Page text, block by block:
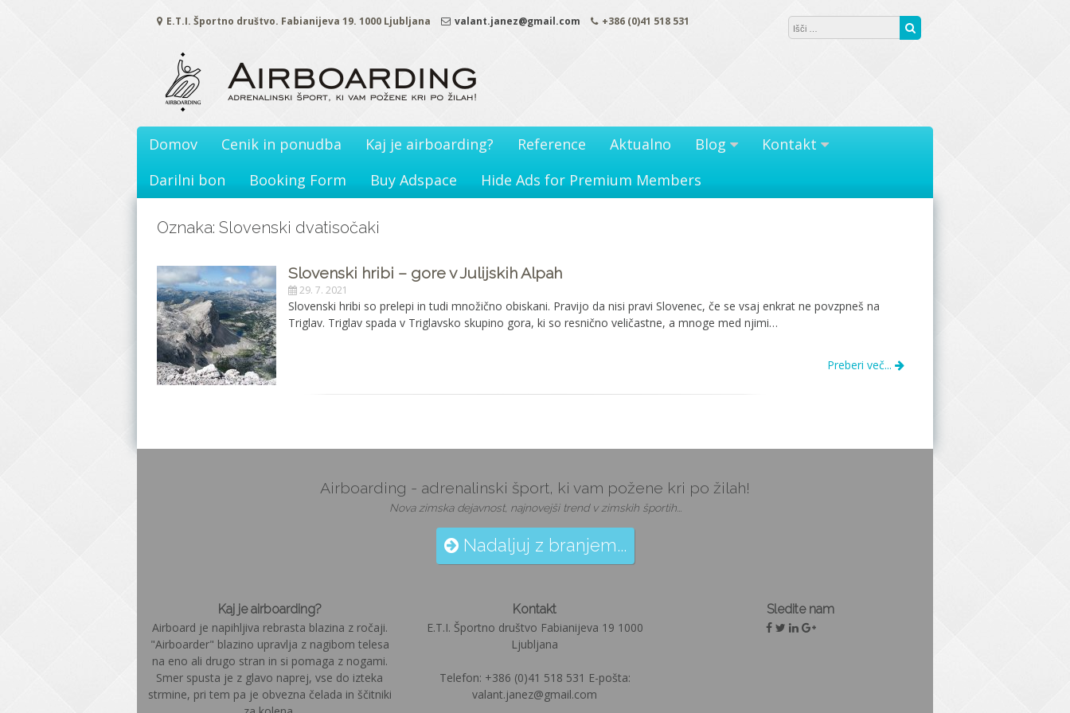
E.T.I. Športno društvo. Fabianijeva 19. 1000 Ljubljana valant.janez@gmail.com +386 (0)41 518 531
Domov Cenik in ponudba Kaj je airboarding? Reference Aktualno Blog
Kontakt
Darilni bon
Booking Form Buy Adspace Hide Ads for Premium Members
Oznaka: Slovenski dvatisočaki
Slovenski hribi – gore v Julijskih Alpah
29. 7. 2021
Slovenski hribi so prelepi in tudi množično obiskani. Pravijo da nisi pravi Slovenec, če se vsaj enkrat ne povzpneš na
Triglav. Triglav spada v Triglavsko skupino gora, ki so resnično veličastne, a mnoge med njimi…
Preberi več...
Airboarding - adrenalinski šport, ki vam požene kri po žilah!
Nova zimska dejavnost, najnovejši trend v zimskih športih...
Nadaljuj z branjem...
Kaj je airboarding?
Airboard je napihljiva rebrasta blazina z ročaji.
"Airboarder" blazino upravlja z nagibom telesa
na eno ali drugo stran in si pomaga z nogami.
Smer spusta je z glavo naprej, vse do izteka
strmine, pri tem pa je obvezna čelada in ščitniki
Kontakt
E.T.I. Športno društvo Fabianijeva 19 1000
Ljubljana
Telefon: +386 (0)41 518 531 E-pošta:
valant.janez@gmail.com
Sledite nam